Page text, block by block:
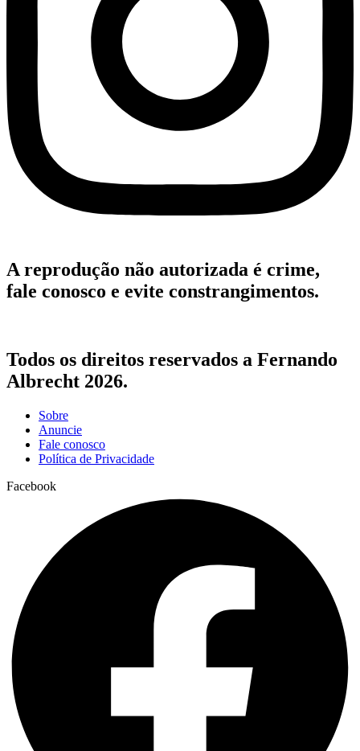
A reprodução não autorizada é crime,
fale conosco e evite constrangimentos.
Todos os direitos reservados a Fernando
Albrecht 2026.
Sobre
Anuncie
Fale conosco
Política de Privacidade
Facebook